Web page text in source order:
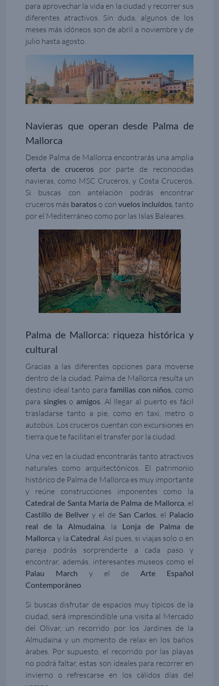
para aprovechar la vida en la ciudad y recorrer sus
diferentes atractivos. Sin duda, algunos de los
meses más idóneos son de abril a noviembre y de
julio hasta agosto.
Navieras que operan desde Palma de
Mallorca
Desde Palma de Mallorca encontrarás una amplia
oferta de cruceros por parte de reconocidas
navieras, como MSC Cruceros, y Costa Cruceros.
Si buscas con antelación podrás encontrar
cruceros más baratos o con vuelos incluidos, tanto
por el Mediterráneo como por las Islas Baleares.
Palma de Mallorca: riqueza histórica y
cultural
Gracias a las diferentes opciones para moverse
dentro de la ciudad, Palma de Mallorca resulta un
destino ideal tanto para familias con niños, como
para singles o amigos. Al llegar al puerto es fácil
trasladarse tanto a pie, como en taxi, metro o
autobús. Los cruceros cuentan con excursiones en
tierra que te facilitan el transfer por la ciudad.
Una vez en la ciudad encontrarás tanto atractivos
naturales como arquitectónicos. El patrimonio
histórico de Palma de Mallorca es muy importante
y reúne construcciones imponentes como la
Catedral de Santa María de Palma de Mallorca, el
Castillo de Bellver y el de San Carlos, el Palacio
real de la Almudaina, la
Lonja de Palma de
Mallorca y laCatedral. Así pues, si viajas solo o en
pareja podrás sorprenderte a cada paso y
encontrar, además, interesantes museos como el
Palau March y el deArte Español
Contemporáneo.
Si buscas disfrutar de espacios muy típicos de la
ciudad, será imprescindible una visita al Mercado
del Olivar, un recorrido por los Jardines de la
Almudaina y un momento de relax en los baños
árabes. Por supuesto, el recorrido por las playas
no podrá faltar, estas son ideales para recorrer en
invierno o refrescarse en los cálidos días del